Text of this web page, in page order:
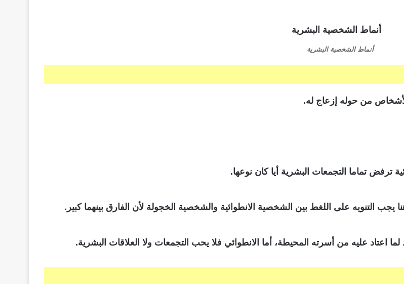
أنماط الشخصية البشرية
من حوله إزعاج له.
ترفض تماما التجمعات البشرية أيا كان نوعها.
التنويه على اللغط بين الشخصية الانطوائية والشخصية الخجولة لأن الفارق بينهما كبير.
عليه من أسرته المحيطة، أما الانطوائي فلا يحب التجمعات ولا العلاقات البشرية.